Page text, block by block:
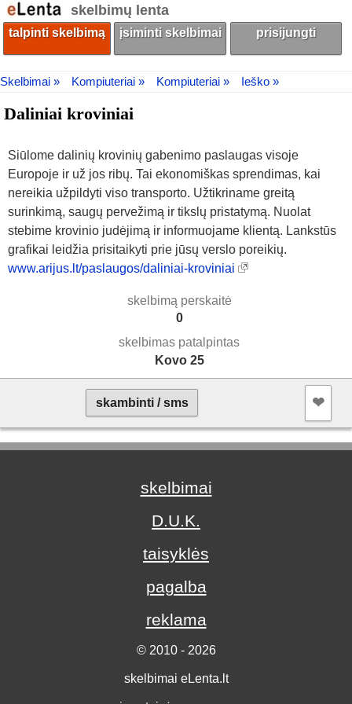
skelbimų lenta
talpinti skelbimą įsiminti skelbimai prisijungti
Skelbimai » Kompiuteriai » Kompiuteriai » Ieško »
Daliniai kroviniai
Siūlome dalinių krovinių gabenimo paslaugas visoje
Europoje ir už jos ribų. Tai ekonomiškas sprendimas, kai
nereikia užpildyti viso transporto. Užtikriname greitą
surinkimą, saugų pervežimą ir tikslų pristatymą. Nuolat
stebime krovinio judėjimą ir informuojame klientą. Lankstūs
grafikai leidžia prisitaikyti prie jūsų verslo poreikių.
www.arijus.lt/paslaugos/daliniai-kroviniai
skelbimą perskaitė
0
skelbimas patalpintas
Kovo 25
skambinti / sms ❤︎
skelbimai
D.U.K.
taisyklės
pagalba
reklama
© 2010 - 2026
skelbimai eLenta.lt